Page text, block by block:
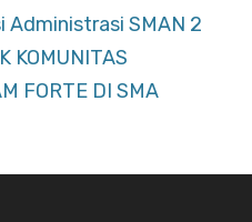
Administrasi SMAN 2
KOMUNITAS
FORTE DI SMA